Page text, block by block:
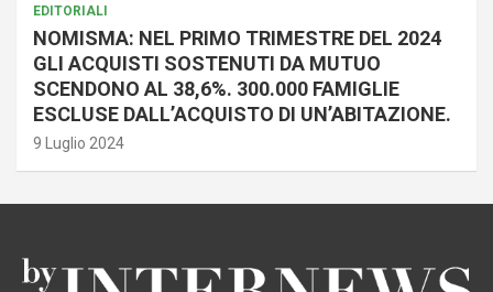
EDITORIALI
NOMISMA: NEL PRIMO TRIMESTRE DEL 2024
GLI ACQUISTI SOSTENUTI DA MUTUO
SCENDONO AL 38,6%. 300.000 FAMIGLIE
ESCLUSE DALL’ACQUISTO DI UN’ABITAZIONE.
9 Luglio 2024